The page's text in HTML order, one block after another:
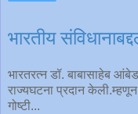
भारतीय
भारतरत्न डॉ. बाबासाहेब
राज्यघटना प्रदान
गोष्टी...